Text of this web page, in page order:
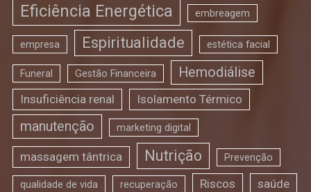
Eficiência Energética embreagem
empresa Espiritualidade estética facial
Funeral Gestão Financeira Hemodiálise
Insuficiência renal Isolamento Térmico
manutenção marketing digital
massagem tântrica Nutrição Prevenção
qualidade de vida recuperação Riscos saúde